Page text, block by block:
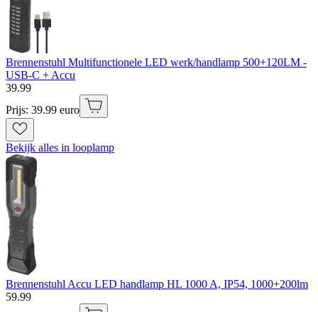
Brennenstuhl Multifunctionele LED werk/handlamp 500+120LM -
USB-C + Accu
39.99
Prijs: 39.99 euro
Bekijk alles in looplamp
Brennenstuhl Accu LED handlamp HL 1000 A, IP54, 1000+200lm
59.99